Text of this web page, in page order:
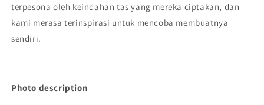
terpesona oleh keindahan tas yang mereka ciptakan, dan
kami merasa terinspirasi untuk mencoba membuatnya
sendiri.
Photo description